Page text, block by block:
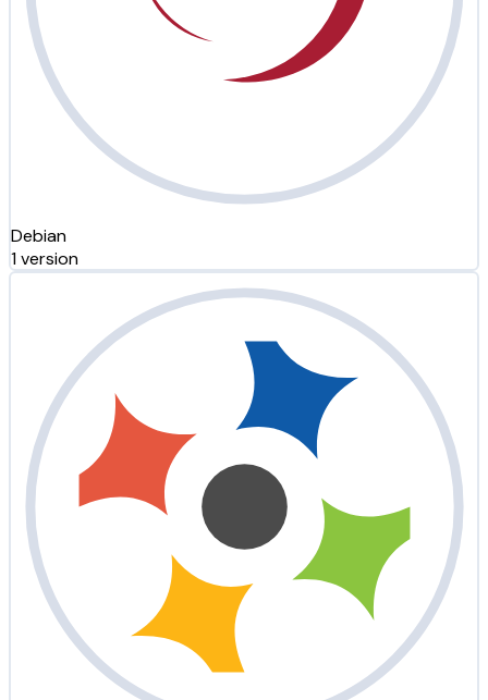
Debian
1 version